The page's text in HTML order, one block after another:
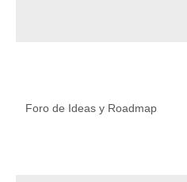
Foro de Ideas y Roadmap